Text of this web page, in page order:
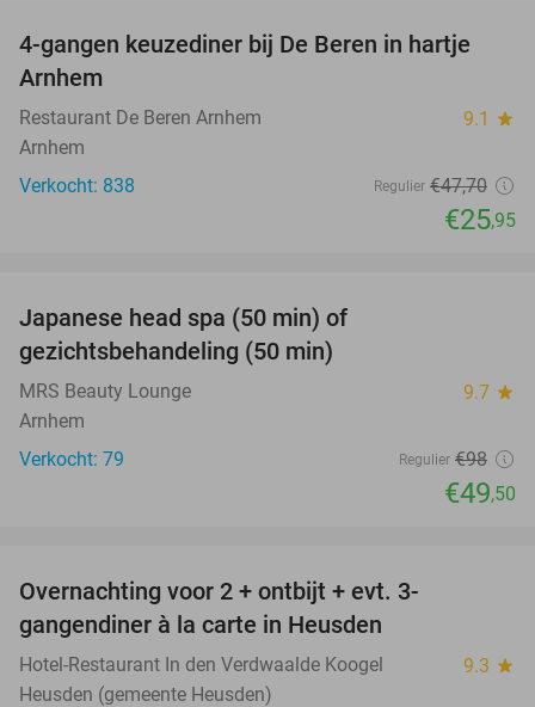
46%
4-gangen keuzediner bij De Beren in hartje
Arnhem
Restaurant De Beren Arnhem 9.1 star
Arnhem
Verkocht: 838
Regulier €47,70
€25,95
Japanese head spa (50 min) of
gezichtsbehandeling (50 min)
MRS Beauty Lounge 9.7 star
Arnhem
Verkocht: 79
Regulier €98
€49,50
Overnachting voor 2 + ontbijt + evt. 3-
gangendiner à la carte in Heusden
Hotel-Restaurant In den Verdwaalde Koogel 9.3 star
Heusden (gemeente Heusden)